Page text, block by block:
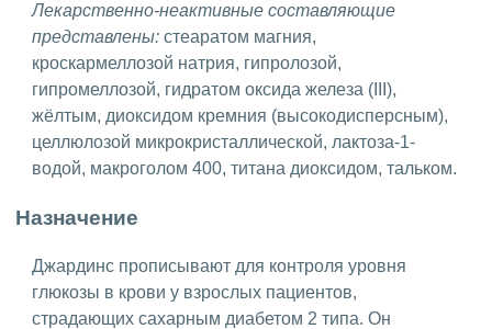
Лекарственно-неактивные составляющие
представлены: стеаратом магния,
кроскармеллозой натрия, гипролозой,
гипромеллозой, гидратом оксида железа (III),
жёлтым, диоксидом кремния (высокодисперсным),
целлюлозой микрокристаллической, лактоза-1-
водой, макроголом 400, титана диоксидом, тальком.
Назначение
Джардинс прописывают для контроля уровня
глюкозы в крови у взрослых пациентов,
страдающих сахарным диабетом 2 типа. Он